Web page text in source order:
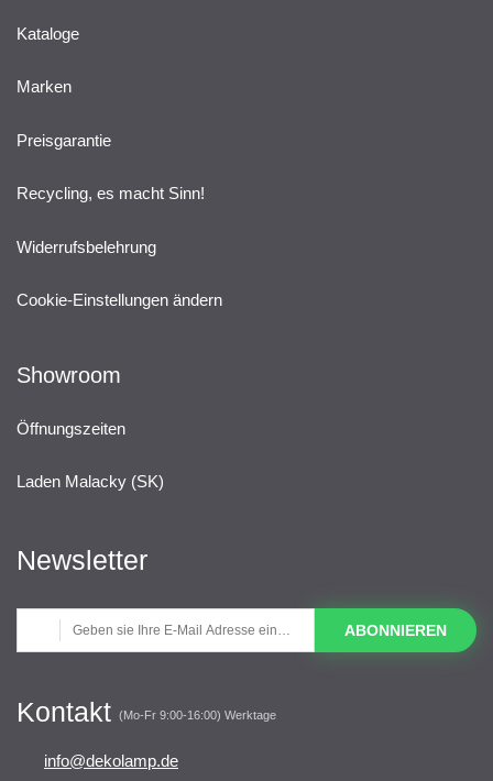
Kataloge
Marken
Preisgarantie
Recycling, es macht Sinn!
Widerrufsbelehrung
Cookie-Einstellungen ändern
Showroom
Öffnungszeiten
Laden Malacky (SK)
Newsletter
ABONNIEREN
Kontakt (Mo-Fr 9:00-16:00) Werktage
info@dekolamp.de